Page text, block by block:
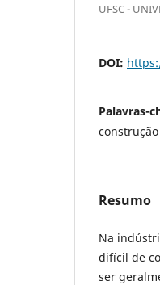
UFSC -
DOI:
Palavras-
construção
Resumo
Na
difícil de
ser